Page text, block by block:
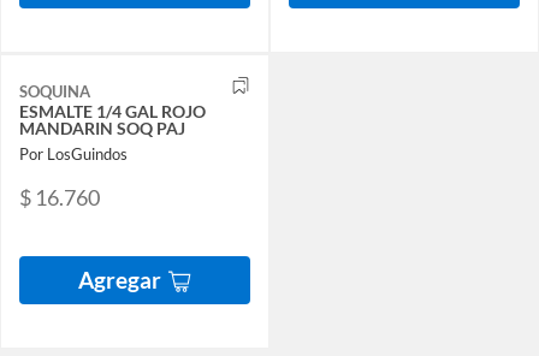
SOQUINA
ESMALTE 1/4 GAL ROJO
MANDARIN SOQ PAJ
Por LosGuindos
$ 16.760
Agregar